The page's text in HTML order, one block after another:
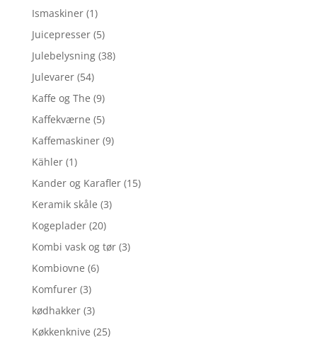
Ismaskiner (1)
Juicepresser (5)
Julebelysning (38)
Julevarer (54)
Kaffe og The (9)
Kaffekværne (5)
Kaffemaskiner (9)
Kähler (1)
Kander og Karafler (15)
Keramik skåle (3)
Kogeplader (20)
Kombi vask og tør (3)
Kombiovne (6)
Komfurer (3)
kødhakker (3)
Køkkenknive (25)